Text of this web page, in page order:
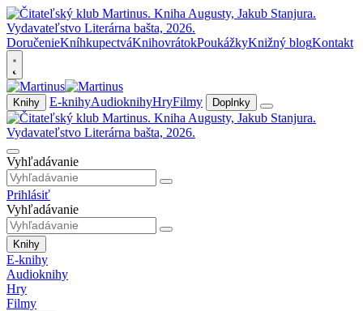
DoručenieKníhkupectváKnihovrátokPoukážkyKnižný blogKontakt
Knihy E-knihyAudioknihyHryFilmy Doplnky
Vyhľadávanie
Prihlásiť
Vyhľadávanie
Knihy
E-knihy
Audioknihy
Hry
Filmy